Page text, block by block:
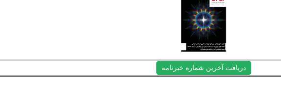
دریافت آخرین شماره خبرنامه